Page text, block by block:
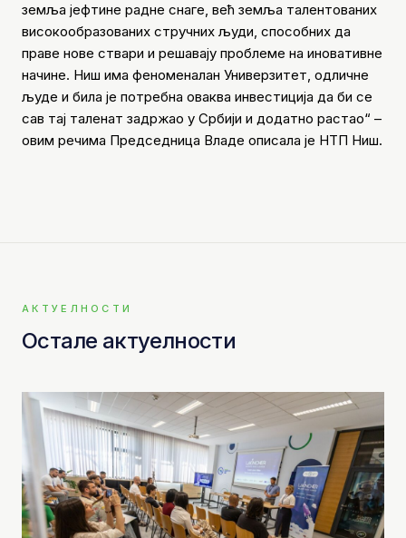
земља јефтине радне снаге, већ земља талентованих
високообразованих стручних људи, способних да
праве нове ствари и решавају проблеме на иновативне
начине. Ниш има феноменалан Универзитет, одличне
људе и била је потребна оваква инвестиција да би се
сав тај таленат задржао у Србији и додатно растао“ –
овим речима Председница Владе описала је НТП Ниш.
АКТУЕЛНОСТИ
Остале актуелности